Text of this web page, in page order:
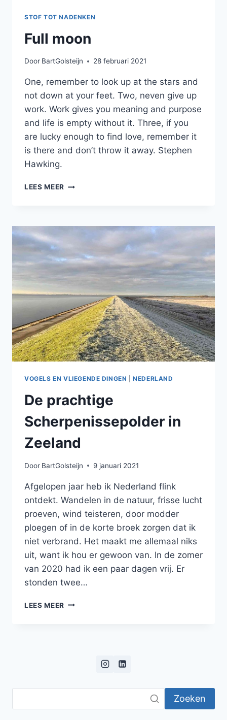
STOF TOT NADENKEN
Full moon
Door BartGolsteijn 28 februari 2021
One, remember to look up at the stars and
not down at your feet. Two, neven give up
work. Work gives you meaning and purpose
and life is empty without it. Three, if you
are lucky enough to find love, remember it
is there and don’t throw it away. Stephen
Hawking.
LEES MEER FULL
VOGELS EN VLIEGENDE DINGEN |NEDERLAND
De prachtige
Scherpenissepolder in
Zeeland
Door BartGolsteijn 9 januari 2021
Afgelopen jaar heb ik Nederland flink
ontdekt. Wandelen in de natuur, frisse lucht
proeven, wind teisteren, door modder
ploegen of in de korte broek zorgen dat ik
niet verbrand. Het maakt me allemaal niks
uit, want ik hou er gewoon van. In de zomer
van 2020 had ik een paar dagen vrij. Er
stonden twee…
LEES MEER DE
Zoeken